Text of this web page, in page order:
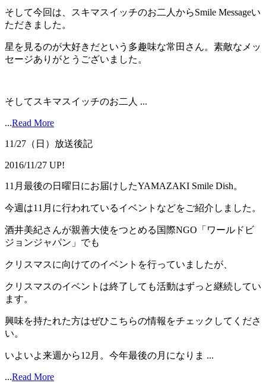
そして今回は、スキマスイッチのお二人からSmile Messageい
ただきました。
星を見るのが大好きだという多趣味な常田さん。素敵なメッ
セージありがとうございました。
そしてスキマスイッチのお二人 ...
...Read More
11/27（日）放送後記
2016/11/27 UP!
11月最後の日曜日にお届けしたYAMAZAKI Smile Dish。
今週は11月に行われているイベントなどをご紹介しました。
酒井美紀さんが親善大使をつとめる国際NGO「ワールドビ
ジョンジャパン」でも
クリスマスに向けてのイベントを行っていましたが、
クリスマスのイベントは終了しても活動はずっと継続してい
ます。
興味を持たれた方はぜひこちらの情報をチェックしてくださ
い。
いよいよ来週から12月。今年最後の月になりま ...
...Read More